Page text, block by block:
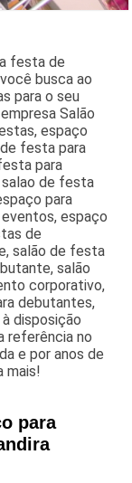
festa de
busca ao
para o seu
Salão
espaço
festa para
para
de festa
para
espaço
de
salão de festa
salão
corporativo,
debutantes,
disposição
referência no
e por anos de
mais!
para